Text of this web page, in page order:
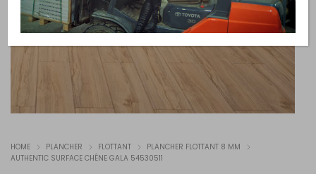
HOME PLANCHER FLOTTANT
PLANCHER FLOTTANT 8 MM
AUTHENTIC SURFACE CHÊNE GALA 54530511